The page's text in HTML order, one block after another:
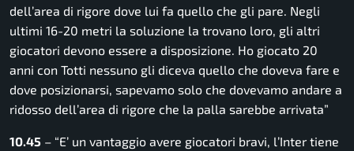
dell’area di rigore dove lui fa quello che gli pare. Negli
ultimi 16-20 metri la soluzione la trovano loro, gli altri
giocatori devono essere a disposizione. Ho giocato 20
anni con Totti nessuno gli diceva quello che doveva fare e
dove posizionarsi, sapevamo solo che dovevamo andare a
ridosso dell’area di rigore che la palla sarebbe arrivata”
10.45 – “E’ un vantaggio avere giocatori bravi, l’Inter tiene